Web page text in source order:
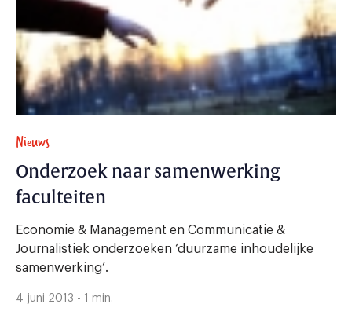
Nieuws
Onderzoek naar samenwerking
faculteiten
Economie & Management en Communicatie &
Journalistiek onderzoeken ‘duurzame inhoudelijke
samenwerking’.
4 juni 2013 - 1 min.